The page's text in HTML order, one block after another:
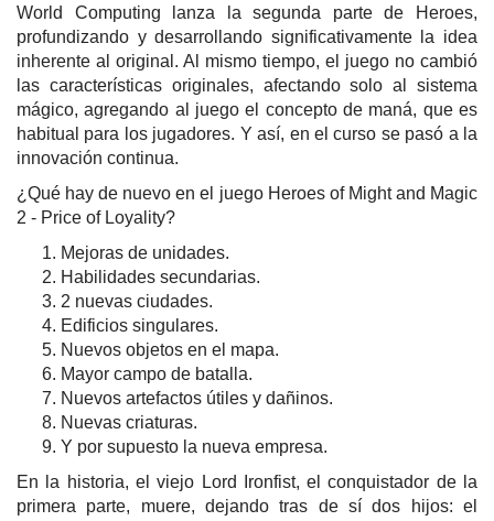
World Computing lanza la segunda parte de Heroes,
profundizando y desarrollando significativamente la idea
inherente al original. Al mismo tiempo, el juego no cambió
las características originales, afectando solo al sistema
mágico, agregando al juego el concepto de maná, que es
habitual para los jugadores. Y así, en el curso se pasó a la
innovación continua.
¿Qué hay de nuevo en el juego Heroes of Might and Magic
2 - Price of Loyality?
Mejoras de unidades.
Habilidades secundarias.
2 nuevas ciudades.
Edificios singulares.
Nuevos objetos en el mapa.
Mayor campo de batalla.
Nuevos artefactos útiles y dañinos.
Nuevas criaturas.
Y por supuesto la nueva empresa.
En la historia, el viejo Lord Ironfist, el conquistador de la
primera parte, muere, dejando tras de sí dos hijos: el